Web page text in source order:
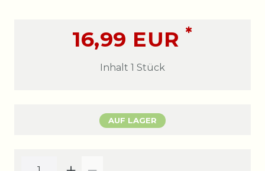
16,99 EUR*
Inhalt 1 Stück
AUF LAGER